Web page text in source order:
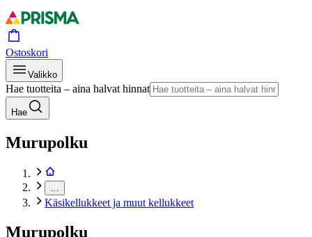
Ostoskori
Valikko
Hae tuotteita – aina halvat hinnat
Hae
Murupolku
Käsikellukkeet ja muut kellukkeet
Murupolku